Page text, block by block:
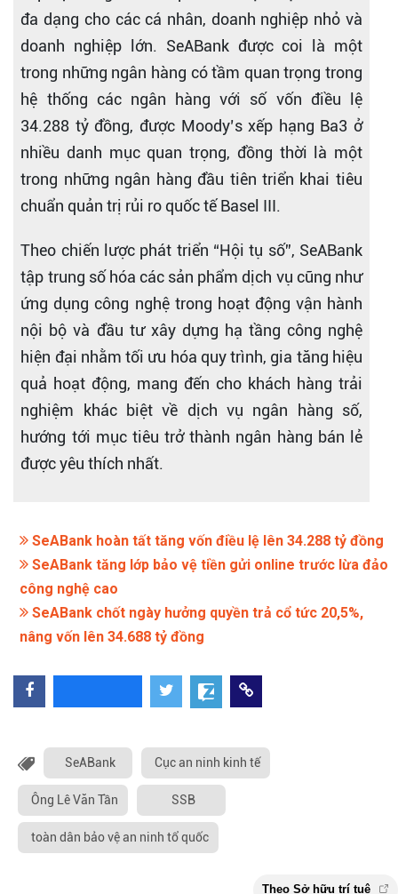
đa dạng cho các cá nhân, doanh nghiệp nhỏ và
doanh nghiệp lớn. SeABank được coi là một
trong những ngân hàng có tầm quan trọng trong
hệ thống các ngân hàng với số vốn điều lệ
34.288 tỷ đồng, được Moody’s xếp hạng Ba3 ở
nhiều danh mục quan trọng, đồng thời là một
trong những ngân hàng đầu tiên triển khai tiêu
chuẩn quản trị rủi ro quốc tế Basel III.
Theo chiến lược phát triển “Hội tụ số”, SeABank
tập trung số hóa các sản phẩm dịch vụ cũng như
ứng dụng công nghệ trong hoạt động vận hành
nội bộ và đầu tư xây dựng hạ tầng công nghệ
hiện đại nhằm tối ưu hóa quy trình, gia tăng hiệu
quả hoạt động, mang đến cho khách hàng trải
nghiệm khác biệt về dịch vụ ngân hàng số,
hướng tới mục tiêu trở thành ngân hàng bán lẻ
được yêu thích nhất.
SeABank hoàn tất tăng vốn điều lệ lên 34.288 tỷ đồng
SeABank tăng lớp bảo vệ tiền gửi online trước lừa đảo
công nghệ cao
SeABank chốt ngày hưởng quyền trả cổ tức 20,5%,
nâng vốn lên 34.688 tỷ đồng
SeABank Cục an ninh kinh tế
Ông Lê Văn Tần SSB
toàn dân bảo vệ an ninh tổ quốc